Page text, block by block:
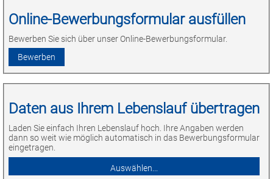
Online-Bewerbungsformular ausfüllen
Bewerben Sie sich über unser Online-Bewerbungsformular.
Daten aus Ihrem Lebenslauf übertragen
Laden Sie einfach Ihren Lebenslauf hoch. Ihre Angaben werden
dann so weit wie möglich automatisch in das Bewerbungsformular
eingetragen.